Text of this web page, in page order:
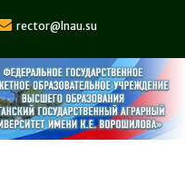
rector@lnau.su